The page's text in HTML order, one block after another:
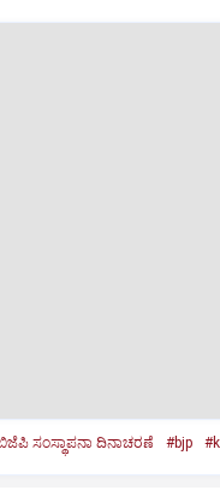
ಸಂಸ್ಥಾಪನಾ ದಿನಾಚರಣೆ #bjp